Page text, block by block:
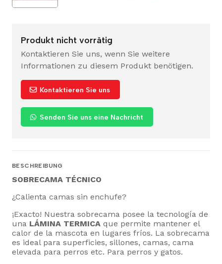
Produkt nicht vorrätig
Kontaktieren Sie uns, wenn Sie weitere
Informationen zu diesem Produkt benötigen.
Kontaktieren Sie uns
Senden Sie uns eine Nachricht
BESCHREIBUNG
SOBRECAMA TÉCNICO
¿Calienta camas sin enchufe?
¡Exacto! Nuestra sobrecama posee la tecnología de
una LÁMINA TERMICA que permite mantener el
calor de la mascota en lugares fríos. La sobrecama
es ideal para superficies, sillones, camas, cama
elevada para perros etc. Para perros y gatos.